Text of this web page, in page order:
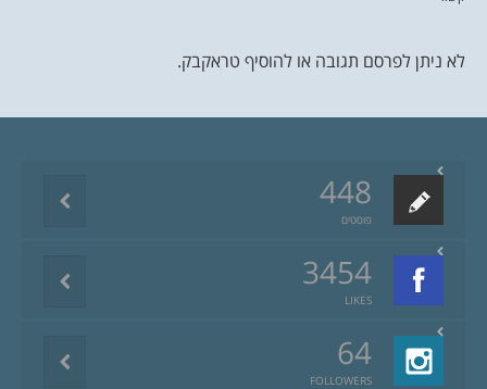
לא ניתן לפרסם תגובה או להוסיף טראקבק.
448
פוסטים
3454
LIKES
64
FOLLOWERS